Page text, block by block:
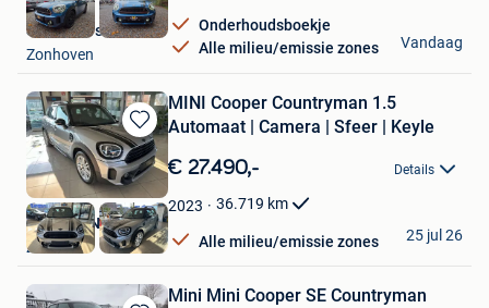
Onderhoudsboekje
Alle milieu/emissie zones
Savas Cars
Zonhoven
Vandaag
Bewaren
in
Mijn
Favorieten
MINI Cooper Countryman 1.5
Automaat | Camera | Sfeer | Keyle
€ 27.490,- Details
2023 36.719 km
Alle milieu/emissie zones
GARAGE NEIRYNCK
Zulte
25 jul 26
Mini Mini Cooper SE Countryman